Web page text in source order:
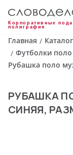
Корпоративные
полиграфия
Главная / Каталог
/ Футболки поло
Рубашка поло
РУБАШКА
СИНЯЯ,